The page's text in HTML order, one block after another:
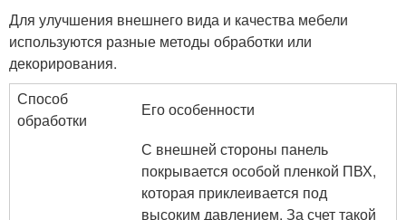
Для улучшения внешнего вида и качества мебели
используются разные методы обработки или
декорирования.
Способ
обработки
Его особенности
С внешней стороны панель
покрывается особой пленкой ПВХ,
которая приклеивается под
высоким давлением. За счет такой